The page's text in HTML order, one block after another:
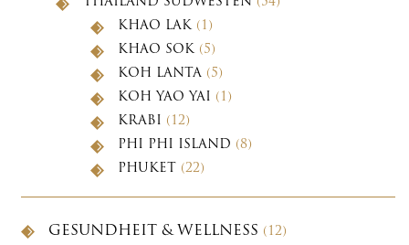
KHAO LAK(1)
KHAO SOK(5)
KOH LANTA (5)
KOH YAO YAI (1)
KRABI (12)
PHI PHI ISLAND (8)
PHUKET (22)
GESUNDHEIT & WELLNESS (12)